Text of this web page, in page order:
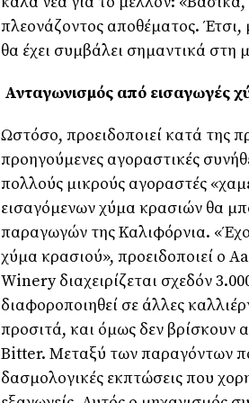
πλεονάζοντος αποθέματος.
θα έχει συμβάλει σημαντικά
Ανταγωνισμός από εισαγωγές
Ωστόσο, προειδοποιεί κατά της
προηγούμενες αγοραστικές
πολλούς μικρούς αγοραστές
εισαγόμενων χύμα κρασιών θα
παραγωγών της Καλιφόρνια.
χύμα κρασιού», προειδοποιεί ο
Winery διαχειρίζεται σχεδόν
διαφοροποιηθεί σε άλλες
προσιτά, και όμως δεν βρίσκουν
Bitter. Μεταξύ των παραγόντων
δασμολογικές εκπτώσεις που